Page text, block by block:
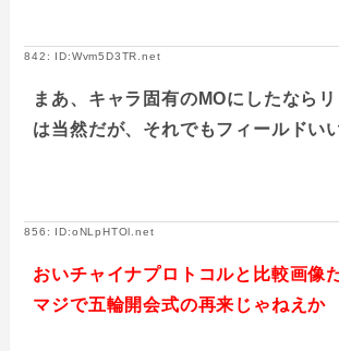
842: ID:Wvm5D3TR.net
まあ、キャラ固有のMOにしたなら
は当然だが、それでもフィールドい
856: ID:oNLpHTOl.net
おいチャイナプロトコルと比較画像
マジで五輪開会式の再来じゃねえか